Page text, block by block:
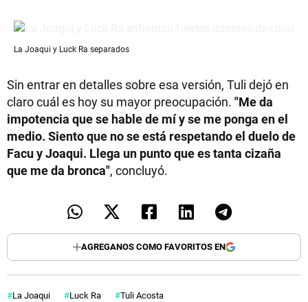
La Joaqui y Luck Ra separados
Sin entrar en detalles sobre esa versión, Tuli dejó en
claro cuál es hoy su mayor preocupación. "Me da
impotencia que se hable de mí y se me ponga en el
medio. Siento que no se está respetando el duelo de
Facu y Joaqui. Llega un punto que es tanta cizaña
que me da bronca", concluyó.
AGREGANOS COMO FAVORITOS EN
La Joaqui Luck Ra Tuli Acosta